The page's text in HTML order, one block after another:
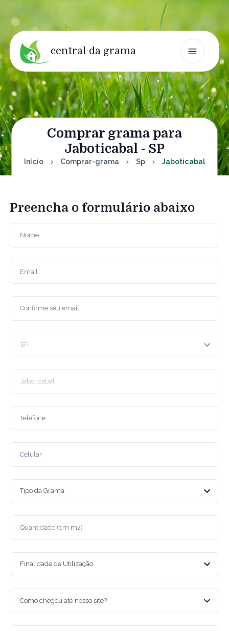
central da grama
Comprar grama para
Jaboticabal - SP
Início Comprar-grama Sp Jaboticabal
Preencha o formulário abaixo